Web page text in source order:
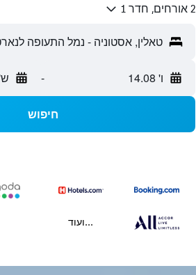
2 אורחים, חדר 1
ו' 14.08 - ש'
חיפוש
...ועוד